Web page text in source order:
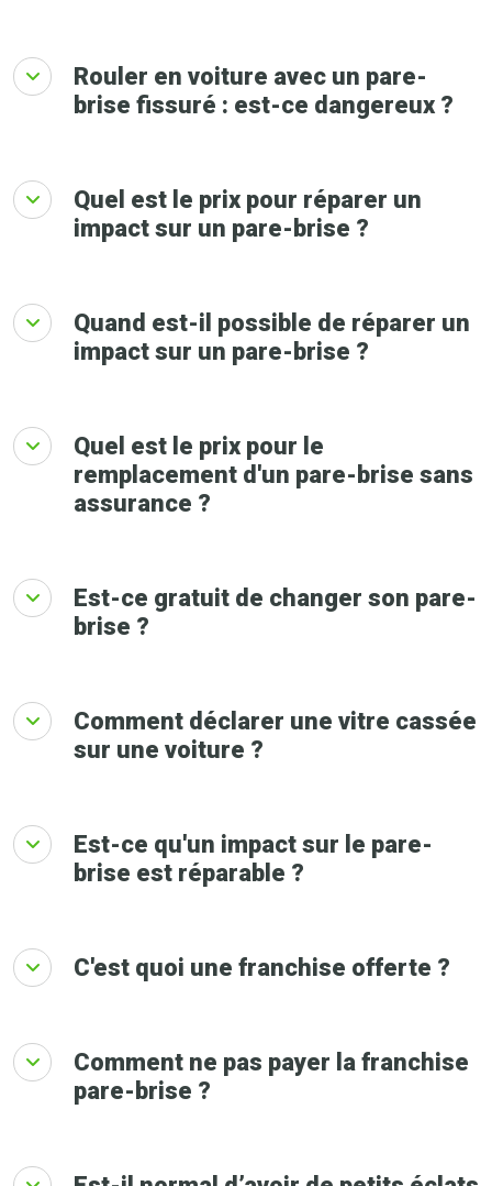
Rouler en voiture avec un pare-
brise fissuré : est-ce dangereux ?
Quel est le prix pour réparer un
impact sur un pare-brise ?
Quand est-il possible de réparer un
impact sur un pare-brise ?
Quel est le prix pour le
remplacement d'un pare-brise sans
assurance ?
Est-ce gratuit de changer son pare-
brise ?
Comment déclarer une vitre cassée
sur une voiture ?
Est-ce qu'un impact sur le pare-
brise est réparable ?
C'est quoi une franchise offerte ?
Comment ne pas payer la franchise
pare-brise ?